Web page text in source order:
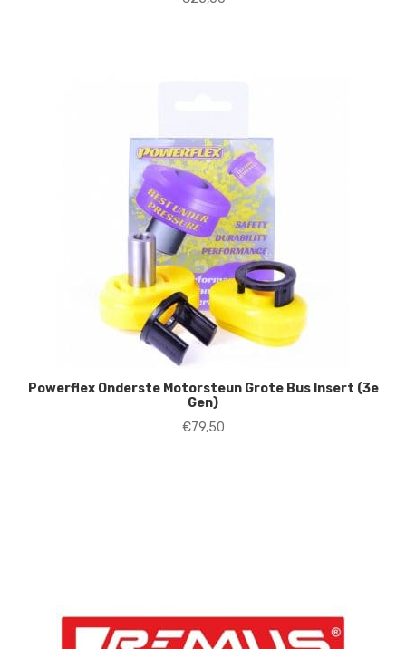
Powerflex Onderste Motorsteun Grote Bus Insert (3e
Gen)
€79,50